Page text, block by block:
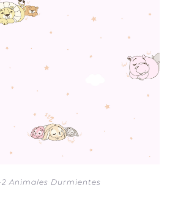
2 Animales Durmientes